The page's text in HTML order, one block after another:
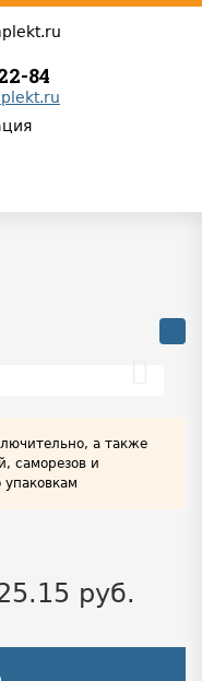
84
а также
саморезов и
упаковкам
руб.